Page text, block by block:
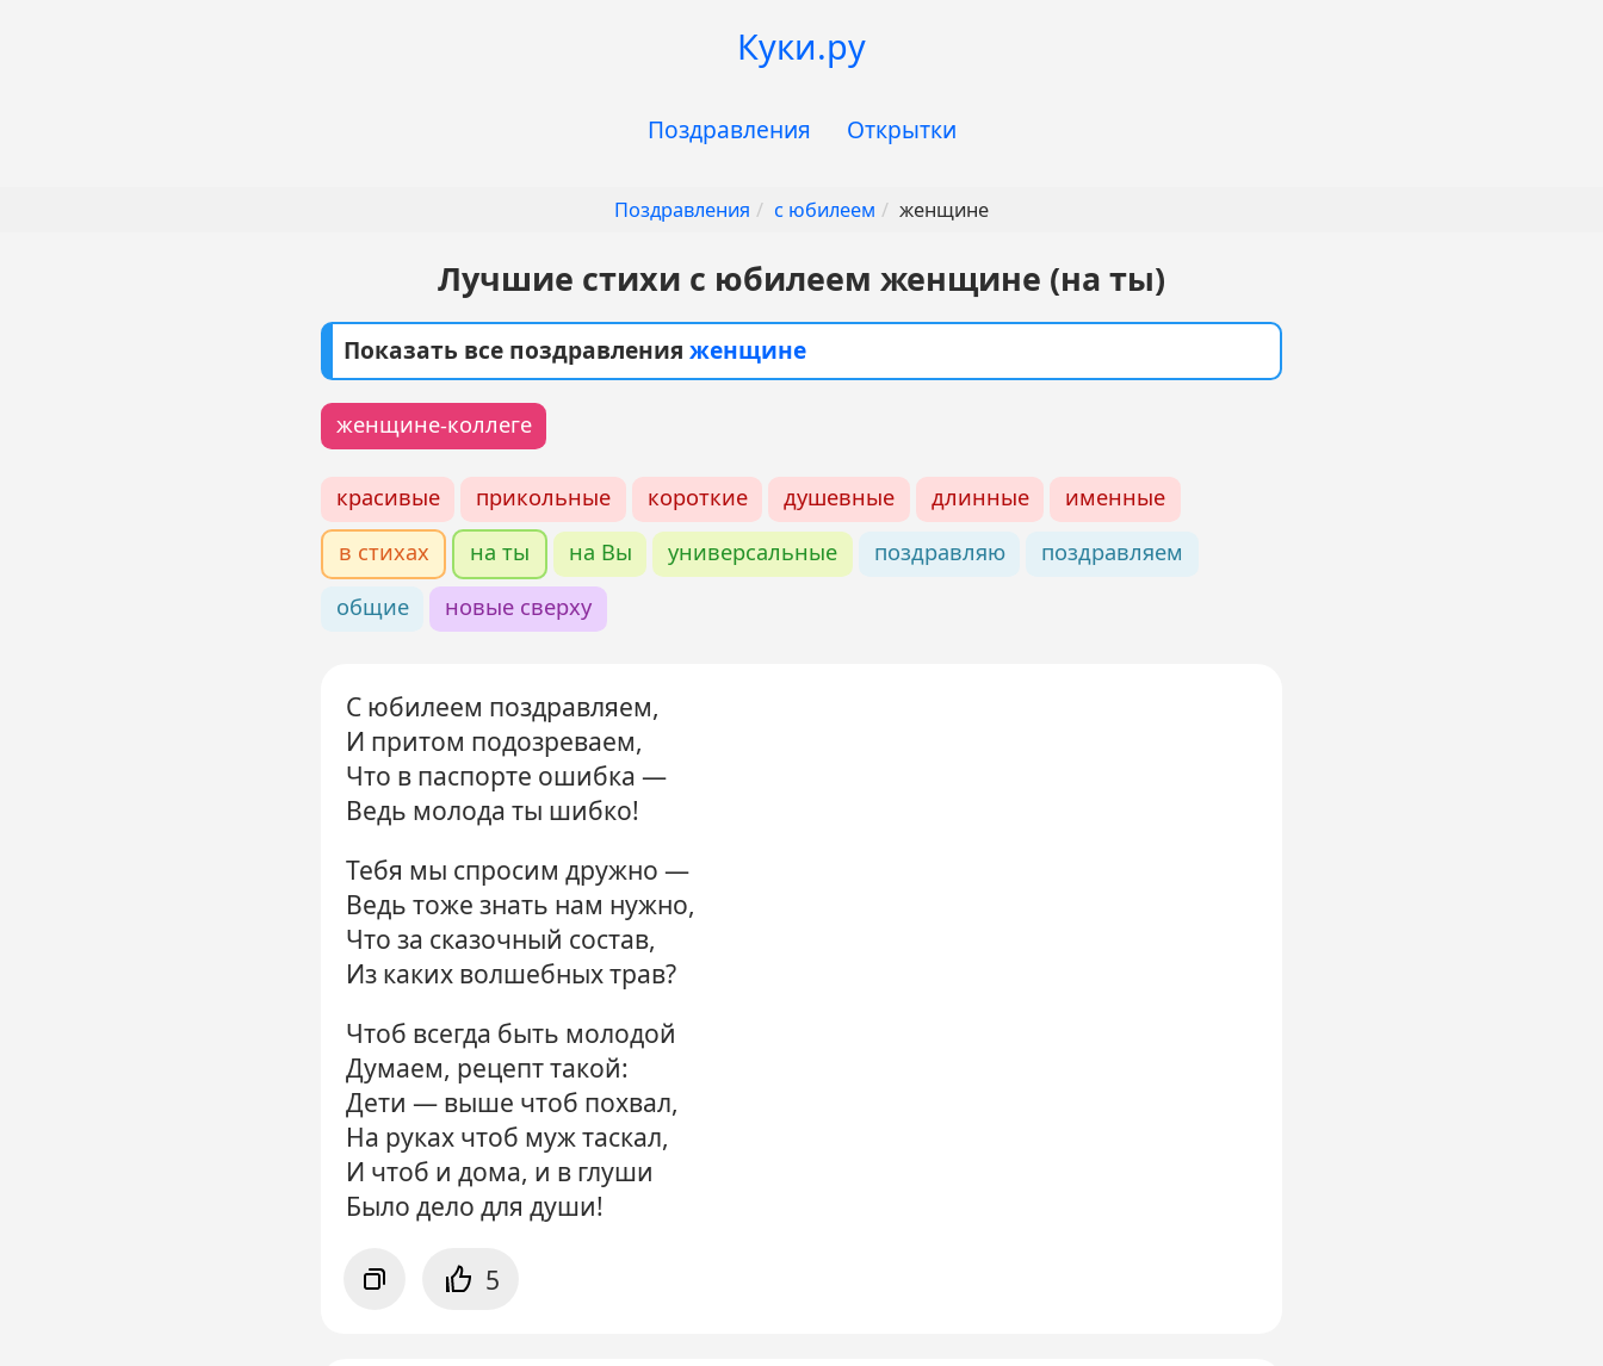
Куки.ру
Поздравления Открытки
Поздравления с юбилеем женщине
Лучшие стихи с юбилеем женщине (на ты)
Показать все поздравления женщине
женщине-коллеге
красивые прикольные короткие душевные длинные
именные
в стихах
на ты на Вы универсальные поздравляю
поздравляем
общие
новые сверху
С юбилеем поздравляем,
И притом подозреваем,
Что в паспорте ошибка —
Ведь молода ты шибко!
Тебя мы спросим дружно —
Ведь тоже знать нам нужно,
Что за сказочный состав,
Из каких волшебных трав?
Чтоб всегда быть молодой
Думаем, рецепт такой:
Дети — выше чтоб похвал,
На руках чтоб муж таскал,
И чтоб и дома, и в глуши
Было дело для души!
5